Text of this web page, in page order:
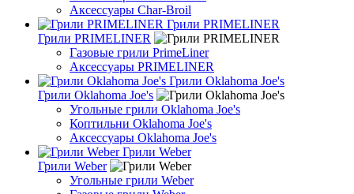
Аксессуары Char-Broil
Грили PRIMELINER
Грили PRIMELINER
Газовые грили PrimeLiner
Аксессуары PRIMELINER
Грили Oklahoma Joe's
Грили Oklahoma Joe's
Угольные грили Oklahoma Joe's
Коптильни Oklahoma Joe's
Аксессуары Oklahoma Joe's
Грили Weber
Грили Weber
Угольные грили Weber